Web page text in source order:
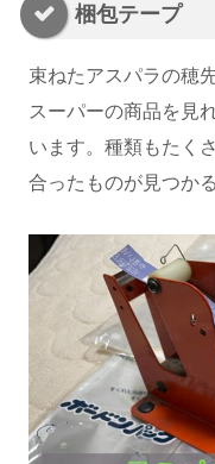
梱包テープ
束ねたアスパラの穂
スーパーの商品を見
います。種類もたく
合ったものが見つか